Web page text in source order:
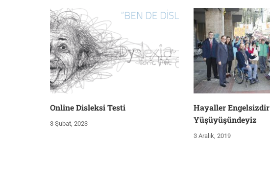
Online Disleksi Testi
3 Şubat, 2023
Hayaller Engelsizdir
Yüşüyüşündeyiz
3 Aralık, 2019